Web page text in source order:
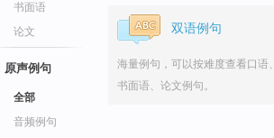
书面语
论文
原声例句
全部
音频例句
双语例句
海量例句，可以按难度查看口语、
书面语、论文例句。